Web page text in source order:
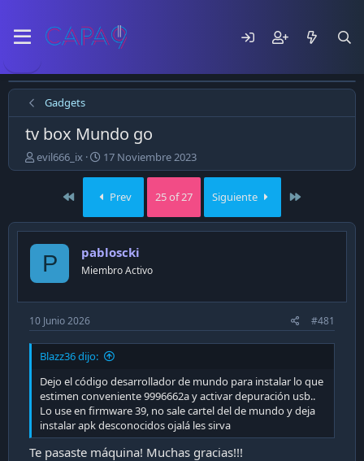
Gadgets
tv box Mundo go
E
m
ó
e
e
m
a
evil666_ix
F
e
h
a
d
p
u
l
c
a
c
ó
n
17 Noviembre 2023
First Prev 25 of 27 Siguiente
P pabloscki
Miembro Activo
10 Junio 2026 #481
Blazz36 dijo:
Dejo el código desarrollador de mundo para instalar lo que
estimen conveniente 9996662a y activar depuración usb..
Lo use en firmware 39, no sale cartel del de mundo y deja
instalar apk desconocidos ojalá les sirva
Te pasaste máquina! Muchas gracias!!!